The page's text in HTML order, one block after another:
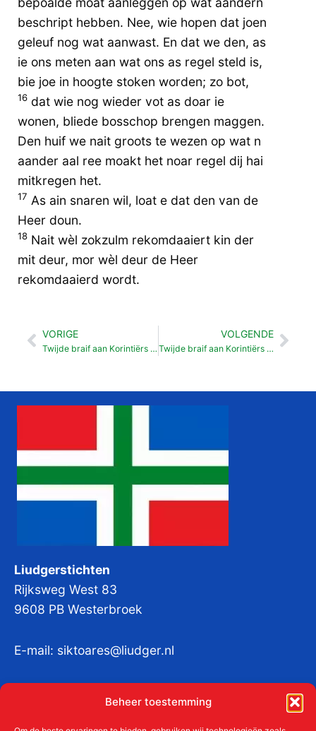
Beheer toestemming
beschript hebben. Nee, wie hopen dat joen
geleuf nog wat aanwast. En dat we den, as
ie ons meten aan wat ons as regel steld is,
bie joe in hoogte stoken worden; zo bot,
16 dat wie nog wieder vot as doar ie
wonen, bliede bosschop brengen maggen.
Den huif we nait groots te wezen op wat n
aander aal ree moakt het noar regel dij hai
mitkregen het.
17 As ain snaren wil, loat e dat den van de
Heer doun.
18 Nait wèl zokzulm rekomdaaiert kin der
mit deur, mor wèl deur de Heer
rekomdaaierd wordt.
Vorige
VORIGE
Twijde braif aan Korintiërs 09
VOLGENDE
Twijde braif aan Korintiërs 11
Liudgerstichten
Rijksweg West 83
9608 PB Westerbroek
E-mail: siktoares@liudger.nl